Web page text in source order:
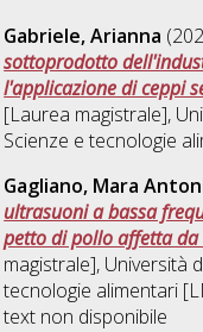
Gabriele, Arianna
sottoprodotto
l'applicazione di ceppi
[Laurea magistrale],
Scienze e tecnologie
Gagliano, Mara
ultrasuoni a bassa
petto di pollo affetta
magistrale], Università
tecnologie alimentari
text non disponibile